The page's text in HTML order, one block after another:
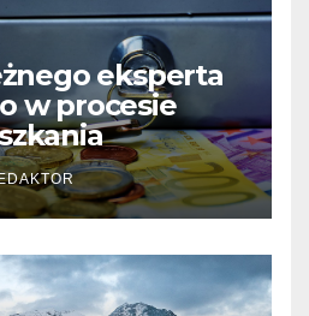
eksperta
w procesie